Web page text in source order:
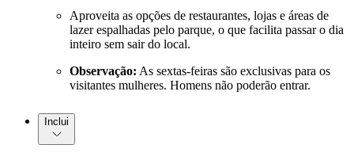
Aproveita as opções de restaurantes, lojas e áreas de
lazer espalhadas pelo parque, o que facilita passar o dia
inteiro sem sair do local.
Observação: As sextas-feiras são exclusivas para os
visitantes mulheres. Homens não poderão entrar.
Inclui